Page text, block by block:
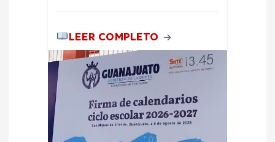
LEER COMPLETO